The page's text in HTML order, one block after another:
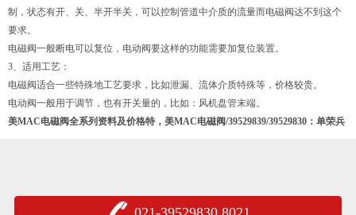
制，状态有开、关、半开半关，可以控制管道中介质的流量而电磁阀达不到这个
要求。
电磁阀一般断电可以复位，电动阀要这样的功能需要加复位装置。
3、适用工艺：
电磁阀适合一些特殊地工艺要求，比如泄漏、流体介质特殊等，价格较贵。
电动阀一般用于调节，也有开关量的，比如：风机盘管末端。
美MAC电磁阀全系列资料及价格特，美MAC电磁阀/39529839/39529830：单荣兵